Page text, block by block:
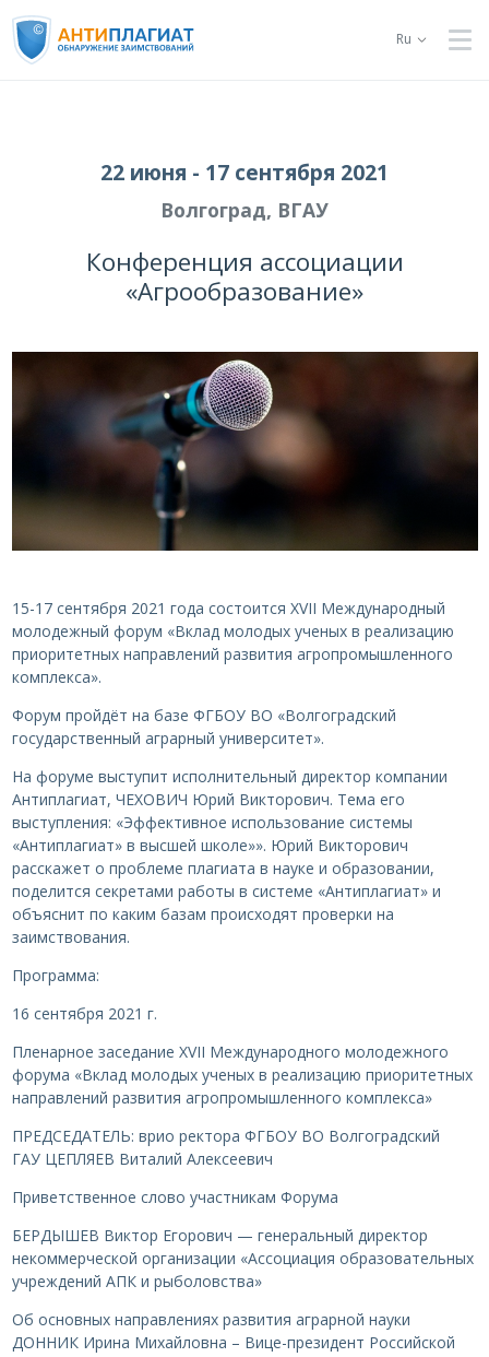
Ru
22 июня - 17 сентября 2021
Волгоград, ВГАУ
Конференция ассоциации
«Агрообразование»
15-17 сентября 2021 года состоится XVII Международный
молодежный форум «Вклад молодых ученых в реализацию
приоритетных направлений развития агропромышленного
комплекса».
Форум пройдёт на базе ФГБОУ ВО «Волгоградский
государственный аграрный университет».
На форуме выступит исполнительный директор компании
Антиплагиат, ЧЕХОВИЧ Юрий Викторович. Тема его
выступления: «Эффективное использование системы
«Антиплагиат» в высшей школе»». Юрий Викторович
расскажет о проблеме плагиата в науке и образовании,
поделится секретами работы в системе «Антиплагиат» и
объяснит по каким базам происходят проверки на
заимствования.
Программа:
16 сентября 2021 г.
Пленарное заседание XVII Международного молодежного
форума «Вклад молодых ученых в реализацию приоритетных
направлений развития агропромышленного комплекса»
ПРЕДСЕДАТЕЛЬ: врио ректора ФГБОУ ВО Волгоградский
ГАУ ЦЕПЛЯЕВ Виталий Алексеевич
Приветственное слово участникам Форума
БЕРДЫШЕВ Виктор Егорович — генеральный директор
некоммерческой организации «Ассоциация образовательных
учреждений АПК и рыболовства»
Об основных направлениях развития аграрной науки
ДОННИК Ирина Михайловна – Вице-президент Российской